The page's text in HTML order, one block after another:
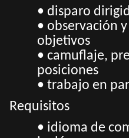
• disparo
• observación
objetivos
• camuflaje,
posiciones
• trabajo en
Requisitos
• idioma de